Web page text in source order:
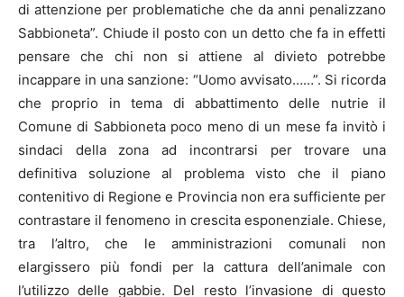
di attenzione per problematiche che da anni penalizzano
Sabbioneta”. Chiude il posto con un detto che fa in effetti
pensare che chi non si attiene al divieto potrebbe
incappare in una sanzione: “Uomo avvisato……”. Si ricorda
che proprio in tema di abbattimento delle nutrie il
Comune di Sabbioneta poco meno di un mese fa invitò i
sindaci della zona ad incontrarsi per trovare una
definitiva soluzione al problema visto che il piano
contenitivo di Regione e Provincia non era sufficiente per
contrastare il fenomeno in crescita esponenziale. Chiese,
tra l’altro, che le amministrazioni comunali non
elargissero più fondi per la cattura dell’animale con
l’utilizzo delle gabbie. Del resto l’invasione di questo